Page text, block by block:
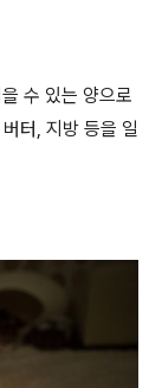
수 있는 양으로
터, 지방 등을 일